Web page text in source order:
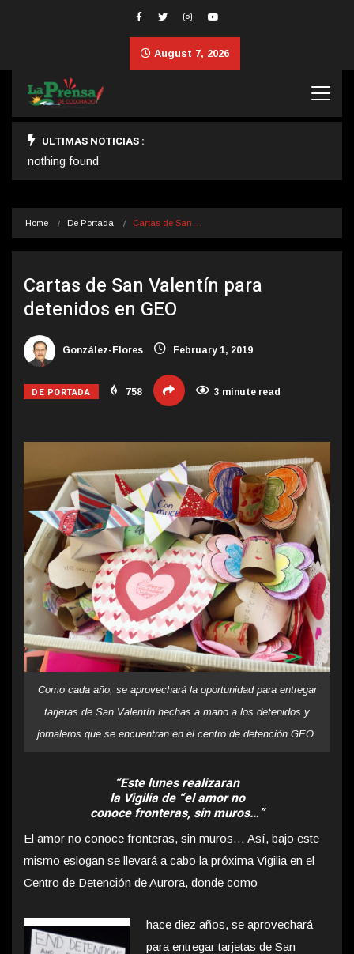
August 7, 2026
ULTIMAS NOTICIAS :
nothing found
Home De Portada Cartas de San…
Cartas de San Valentín para
detenidos en GEO
González-Flores February 1, 2019
DE PORTADA 758 3 minute read
Como cada año, se aprovechará la oportunidad para entregar
tarjetas de San Valentín hechas a mano a los detenidos y
jornaleros que se encuentran en el centro de detención GEO.
“Este lunes realizaran
la Vigilia de “el amor no
conoce fronteras, sin muros…”
El amor no conoce fronteras, sin muros… Así, bajo este
mismo eslogan se llevará a cabo la próxima Vigilia en el
Centro de Detención de Aurora, donde como
hace diez años, se aprovechará
para entregar tarjetas de San